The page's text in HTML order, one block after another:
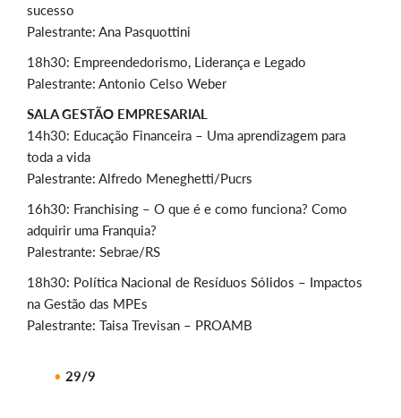
sucesso
Palestrante: Ana Pasquottini
18h30: Empreendedorismo, Liderança e Legado
Palestrante: Antonio Celso Weber
SALA GESTÃO EMPRESARIAL
14h30: Educação Financeira – Uma aprendizagem para
toda a vida
Palestrante: Alfredo Meneghetti/Pucrs
16h30: Franchising – O que é e como funciona? Como
adquirir uma Franquia?
Palestrante: Sebrae/RS
18h30: Política Nacional de Resíduos Sólidos – Impactos
na Gestão das MPEs
Palestrante: Taisa Trevisan – PROAMB
29/9